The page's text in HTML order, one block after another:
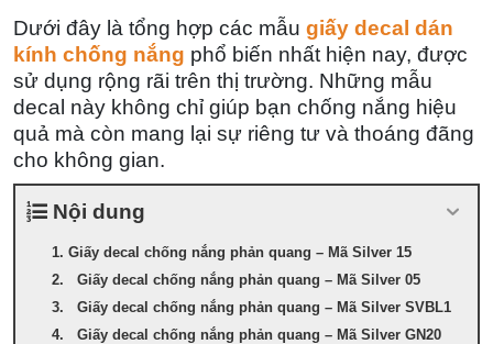
Dưới đây là tổng hợp các mẫu giấy decal dán
kính chống nắng phổ biến nhất hiện nay, được
sử dụng rộng rãi trên thị trường. Những mẫu
decal này không chỉ giúp bạn chống nắng hiệu
quả mà còn mang lại sự riêng tư và thoáng đãng
cho không gian.
Nội dung
1. Giấy decal chống nắng phản quang – Mã Silver 15
2. Giấy decal chống nắng phản quang – Mã Silver 05
3. Giấy decal chống nắng phản quang – Mã Silver SVBL1
4. Giấy decal chống nắng phản quang – Mã Silver GN20